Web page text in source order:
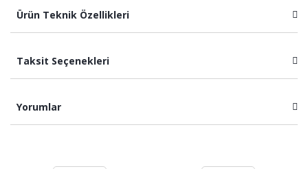
Ürün Teknik Özellikleri
Taksit Seçenekleri
Yorumlar